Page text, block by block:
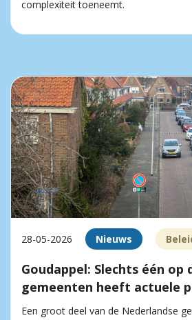
complexiteit toeneemt.
28-05-2026 Nieuws
Goudappel: Slechts één op
gemeenten heeft actuele
Een groot deel van de Nederlandse